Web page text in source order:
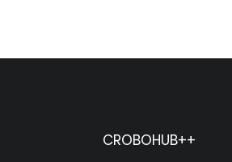
CROBOHUB++